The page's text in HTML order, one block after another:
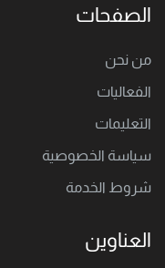
الصفحات
من نحن
الفعاليات
التعليمات
سياسة الخصوصية
شروط الخدمة
العناوين